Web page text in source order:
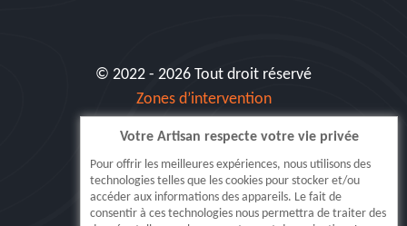
© 2022 - 2026 Tout droit réservé
Zones d’intervention
Siret: 515 062 404 000 30
Votre Artisan respecte votre vie privée
Pour offrir les meilleures expériences, nous utilisons des
technologies telles que les cookies pour stocker et/ou
accéder aux informations des appareils. Le fait de
consentir à ces technologies nous permettra de traiter des